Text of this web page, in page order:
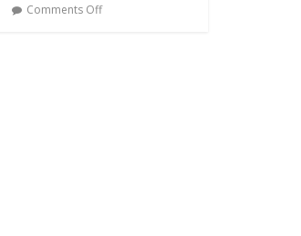
Comments Off